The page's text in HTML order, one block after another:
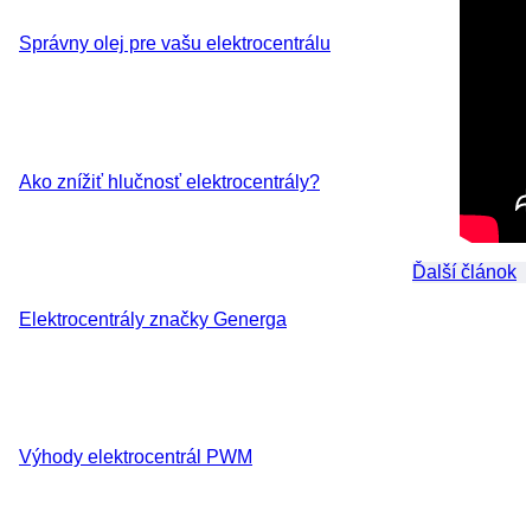
Správny olej pre vašu elektrocentrálu
Ako znížiť hlučnosť elektrocentrály?
Elektrocentrály značky Generga
Výhody elektrocentrál PWM
Ďalší článok